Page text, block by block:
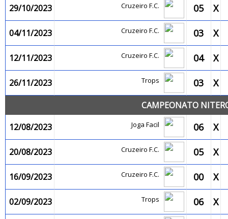
29/10/2023 Cruzeiro F.C. 05 X
04/11/2023 Cruzeiro F.C. 03 X
12/11/2023 Cruzeiro F.C. 04 X
26/11/2023 Trops 03 X
CAMPEONATO
12/08/2023
Joga Facil 06 X
20/08/2023 Cruzeiro F.C. 05 X
16/09/2023 Cruzeiro F.C. 00 X
02/09/2023 Trops 06 X